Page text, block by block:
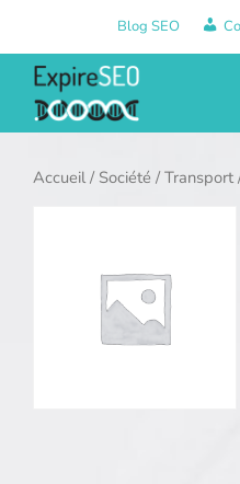
contenu
Blog SEO
Accueil/ Société /Transport